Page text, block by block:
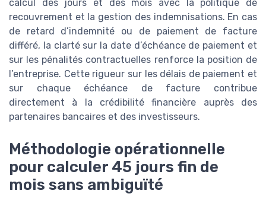
calcul des jours et des mois avec la politique de
recouvrement et la gestion des indemnisations. En cas
de retard d’indemnité ou de paiement de facture
différé, la clarté sur la date d’échéance de paiement et
sur les pénalités contractuelles renforce la position de
l’entreprise. Cette rigueur sur les délais de paiement et
sur chaque échéance de facture contribue
directement à la crédibilité financière auprès des
partenaires bancaires et des investisseurs.
Méthodologie opérationnelle
pour calculer 45 jours fin de
mois sans ambiguïté